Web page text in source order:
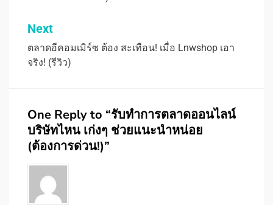
Next
ตลาดอีคอมเมิร์ซ ต้อง สะเทือน! เมื่อ Lnwshop เอา
จริง! (รีวิว)
One Reply to “รับทําการตลาดออนไลน์
บริษัทไหน เก่งๆ ช่วยแนะนำหน่อย
(ต้องการด่วน!)”